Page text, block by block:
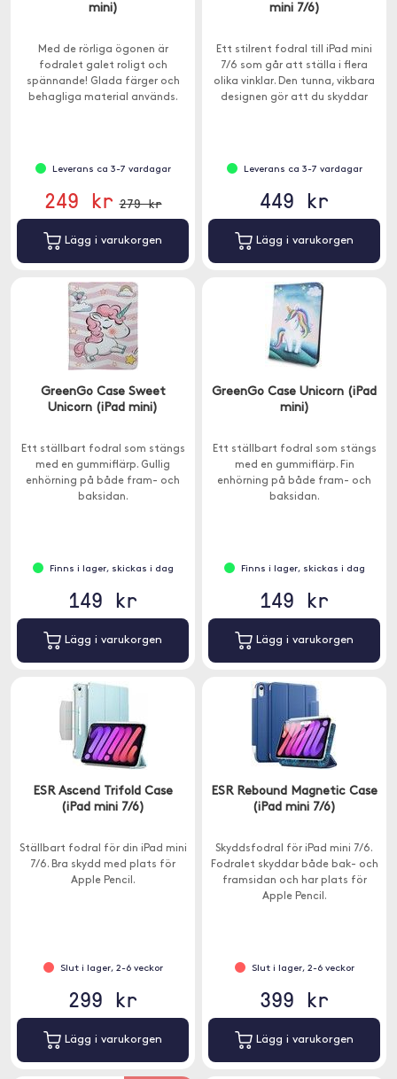
mini)
Med de rörliga ögonen är
fodralet galet roligt och
spännande! Glada färger och
behagliga material används.
Leverans ca 3-7 vardagar
249 kr 279 kr
Lägg i varukorgen
mini 7/6)
Ett stilrent fodral till iPad mini
7/6 som går att ställa i flera
olika vinklar. Den tunna, vikbara
designen gör att du skyddar
Leverans ca 3-7 vardagar
449 kr
Lägg i varukorgen
GreenGo Case Sweet
Unicorn (iPad mini)
Ett ställbart fodral som stängs
med en gummiflärp. Gullig
enhörning på både fram- och
baksidan.
Finns i lager, skickas i dag
149 kr
Lägg i varukorgen
GreenGo Case Unicorn (iPad
mini)
Ett ställbart fodral som stängs
med en gummiflärp. Fin
enhörning på både fram- och
baksidan.
Finns i lager, skickas i dag
149 kr
Lägg i varukorgen
ESR Ascend Trifold Case
(iPad mini 7/6)
Ställbart fodral för din iPad mini
7/6. Bra skydd med plats för
Apple Pencil.
Slut i lager, 2-6 veckor
299 kr
Lägg i varukorgen
ESR Rebound Magnetic Case
(iPad mini 7/6)
Skyddsfodral för iPad mini 7/6.
Fodralet skyddar både bak- och
framsidan och har plats för
Apple Pencil.
Slut i lager, 2-6 veckor
399 kr
Lägg i varukorgen